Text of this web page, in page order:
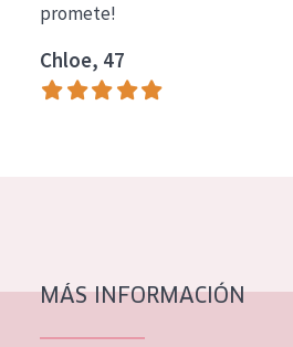
COLECCIÓN
Essentials
Lift+
Piel normal y seca
Piel mixata o grasa
promete!
Chloe, 47
MÁS INFORMACIÓN